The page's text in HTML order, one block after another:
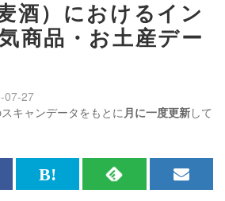
ン
の
り
る
酒）におけるイン
商品・お土産デー
キャンデータをもとに月に一度更新して
07-27
は
RSS
メ